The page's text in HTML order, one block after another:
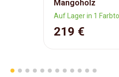
Mangoholz
Auf Lager in 1
219 €